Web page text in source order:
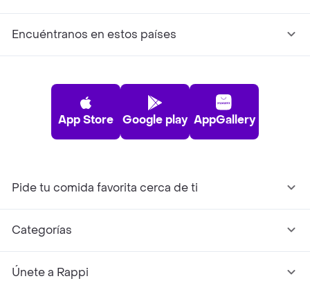
Encuéntranos en estos países
App Store Google play AppGallery
Pide tu comida favorita cerca de ti
Categorías
Únete a Rappi